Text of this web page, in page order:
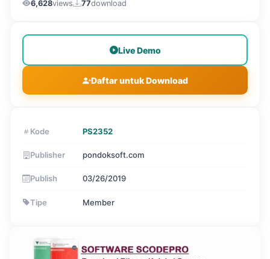
6,628views 77download
Live Demo
Daftar untuk Download
Kode PS2352
Publisher pondoksoft.com
Publish 03/26/2019
Tipe Member